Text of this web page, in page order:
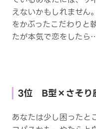
えないかもしれません
をかぶったこだわりと
たが本気で恋をしたら
3位 B型×さそり
あなたは少し困ったと